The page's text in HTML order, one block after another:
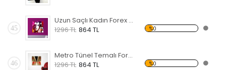
45
Uzun Saçlı Kadın Forex Tablo
1296 TL 864 TL %0
46
Metro Tünel Temalı Forex Tablo
1296 TL 864 TL %0